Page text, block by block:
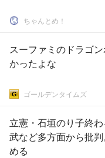
ちゃんとめ！
スーファミのドラゴ
かったよな
ゴールデンタイムズ
立憲・石垣のり子終
武など多方面から批
める